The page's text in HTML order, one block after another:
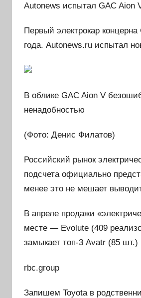
Autonews испытал GAC
Первый электрокар
года. Autonews.ru испытал
В облике GAC Aion V
ненадобностью
(Фото: Денис Филатов)
Российский рынок
подсчета официально
менее это не мешает
В апреле продажи
месте — Еvolute (409
замыкает топ-3 Avatr (85 шт.)
rbc.group
Запишем Toyota в